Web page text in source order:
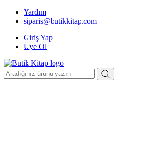
Yardım
siparis@butikkitap.com
Giriş Yap
Üye Ol